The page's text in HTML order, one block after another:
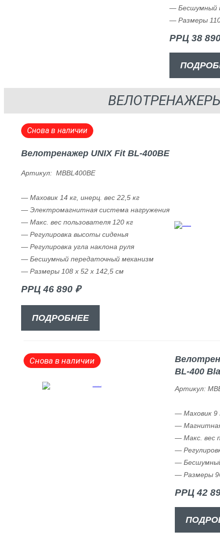
— Бесшумный
— Размеры
РРЦ 38
Снова в наличии
Велотренажер UNIX Fit BL-400BE
Артикул: MBBL400BE
— Маховик 14 кг, инерц. вес 22,5 кг
— Электромагнитная система нагружения
— Макс. вес пользователя 120 кг
— Регулировка высоты сиденья
— Регулировка угла наклона руля
— Бесшумный передаточный механизм
— Размеры 108 х 52 х 142,5 см
РРЦ 46 890 ₽
ПОДРОБНЕЕ
Снова в наличии
BL-400
Артикул:
— Маховик 9
—
— Макс. вес
—
—
— Размеры
РРЦ 42